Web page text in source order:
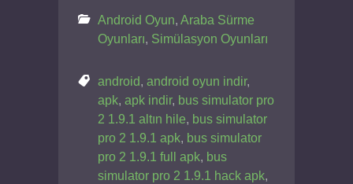
Android Oyun, Araba Sürme
Oyunları, Simülasyon Oyunları
android, android oyun indir,
apk, apk indir, bus simulator pro
2 1.9.1 altın hile, bus simulator
pro 2 1.9.1 apk, bus simulator
pro 2 1.9.1 full apk, bus
simulator pro 2 1.9.1 hack apk,